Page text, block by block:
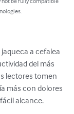
a cefalea
del más
lectores tomen
más con dolores
alcance.